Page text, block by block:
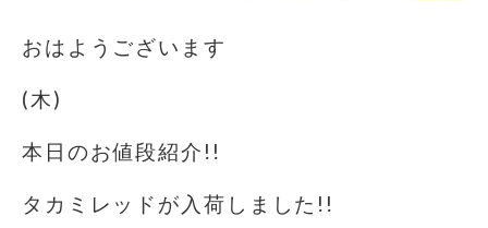
おはようございます
(木)
本日のお値段紹介!!
タカミレッドが入荷しました!!